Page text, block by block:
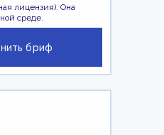
лицензия). Она
среде.
бриф